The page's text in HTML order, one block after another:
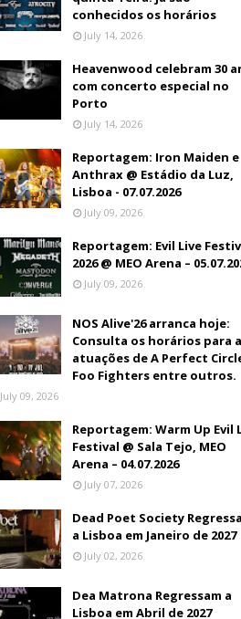
conhecidos os horários
July 14, 2026
Heavenwood celebram 30
com concerto especial no
Porto
July 14, 2026
Reportagem: Iron Maiden e
Anthrax @ Estádio da Luz,
Lisboa - 07.07.2026
July 09, 2026
Reportagem: Evil Live
2026 @ MEO Arena –
July 09, 2026
NOS Alive'26 arranca hoje:
Consulta os horários para
atuações de A Perfect
Foo Fighters entre outros.
July 09, 2026
Reportagem: Warm Up Evil
Festival @ Sala Tejo, MEO
Arena – 04.07.2026
July 07, 2026
Dead Poet Society
a Lisboa em Janeiro de 2027
July 02, 2026
Dea Matrona Regressam a
Lisboa em Abril de 2027